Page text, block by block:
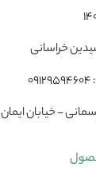
خراسانی
- خیابان ایمان